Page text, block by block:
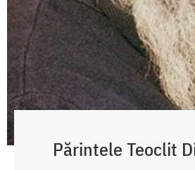
Părintele Teoclit